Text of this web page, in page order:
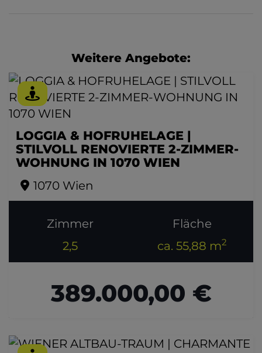
Weitere Angebote:
LOGGIA & HOFRUHELAGE |
STILVOLL RENOVIERTE 2-ZIMMER-
WOHNUNG IN 1070 WIEN
1070 Wien
Zimmer
2,5
Fläche
ca. 55,88 m2
389.000,00 €